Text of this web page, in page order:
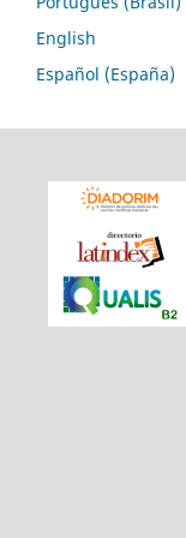
English
Español (España)